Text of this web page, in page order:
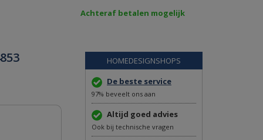
Achteraf betalen mogelijk
HOMEDESIGNSHOPS
De beste service
97% beveelt ons aan
Altijd goed advies
Ook bij technische vragen